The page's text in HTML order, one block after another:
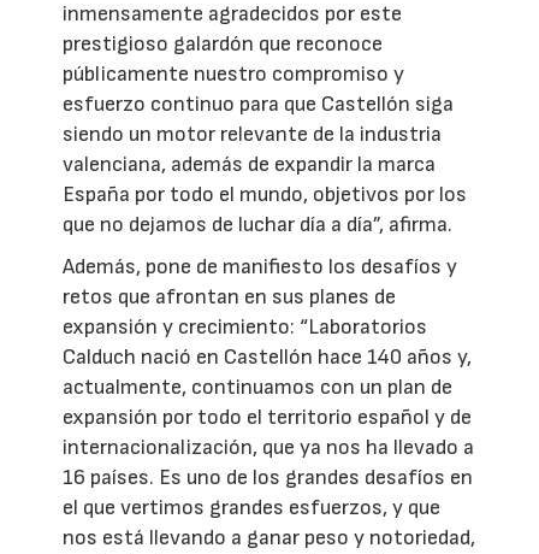
inmensamente agradecidos por este
prestigioso galardón que reconoce
públicamente nuestro compromiso y
esfuerzo continuo para que Castellón siga
siendo un motor relevante de la industria
valenciana, además de expandir la marca
España por todo el mundo, objetivos por los
que no dejamos de luchar día a día”, afirma.
Además, pone de manifiesto los desafíos y
retos que afrontan en sus planes de
expansión y crecimiento: “Laboratorios
Calduch nació en Castellón hace 140 años y,
actualmente, continuamos con un plan de
expansión por todo el territorio español y de
internacionalización, que ya nos ha llevado a
16 países. Es uno de los grandes desafíos en
el que vertimos grandes esfuerzos, y que
nos está llevando a ganar peso y notoriedad,